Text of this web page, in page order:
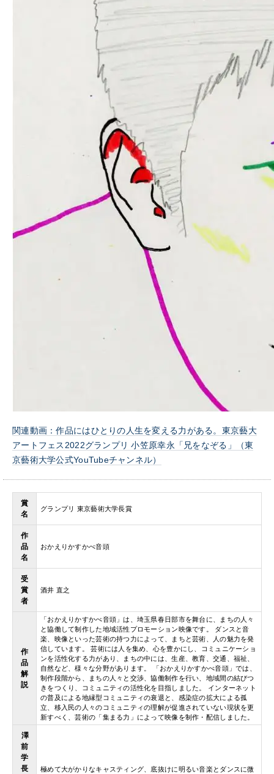
関連動画：作品にはひとりの人生を変える力がある。東京藝大
アートフェス2022グランプリ 小笠原幸永「兄をなぞる」（東
京藝術大学公式YouTubeチャンネル）
賞
名
グランプリ 東京藝術大学長賞
作
品
名
おかえりかすかべ音頭
受
賞
者
酒井 直之
作
品
解
説
「おかえりかすかべ音頭」は、埼玉県春日部市を舞台に、まちの人々
と協働して制作した地域活性プロモーション映像です。 ダンスと音
楽、映像といった芸術の持つ力によって、まちと芸術、人の魅力を発
信しています。 芸術には人を集め、心を豊かにし、コミュニケーショ
ンを活性化する力があり、まちの中には、生産、教育、交通、福祉、
自然など、様々な分野があります。 「おかえりかすかべ音頭」では、
制作段階から、まちの人々と交渉、協働制作を行い、地域間の結びつ
きをつくり、コミュニティの活性化を目指しました。 インターネット
の普及による地縁型コミュニティの衰退と、感染症の拡大による孤
立、移入民の人々のコミュニティの理解が促進されていない現状を更
新すべく、芸術の「集まる力」によって映像を制作・配信しました。
澤
前
学
長
極めて大がかりなキャスティング、底抜けに明るい音楽とダンスに微